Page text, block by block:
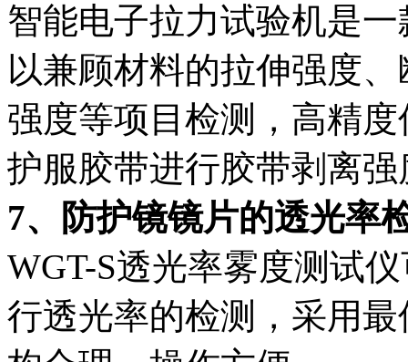
智能电子拉力试验机是
以兼顾材料的拉伸强度
强度等项目检测，高精
护服胶带进行胶带剥离
7、防护镜镜片的透光率
WGT-S透光率雾度测试
行透光率的检测，采用